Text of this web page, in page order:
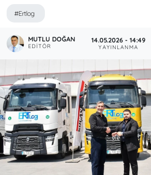
#Ertlog
MUTLU DOĞAN
EDITÖR
14.05.2026 - 14:49
YAYINLANMA